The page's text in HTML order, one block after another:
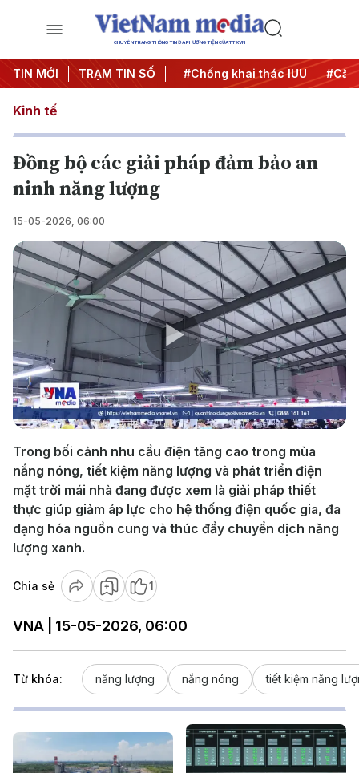
CHUYÊN TRANG THÔNG TIN ĐA PHƯƠNG TIỆN CỦA TTXVN
TIN MỚI TRẠM TIN SỐ
#Chiến dịch 500 ngày đêm #Chống khai thác IUU
Kinh tế
Đồng bộ các giải pháp đảm bảo an
ninh năng lượng
15-05-2026, 06:00
Play
Video
Trong bối cảnh nhu cầu điện tăng cao trong mùa
nắng nóng, tiết kiệm năng lượng và phát triển điện
mặt trời mái nhà đang được xem là giải pháp thiết
thực giúp giảm áp lực cho hệ thống điện quốc gia, đa
dạng hóa nguồn cung và thúc đẩy chuyển dịch năng
lượng xanh.
Chia sẻ 1
VNA | 15-05-2026, 06:00
Từ khóa: năng lượng nắng nóng tiết kiệm năng